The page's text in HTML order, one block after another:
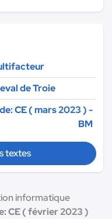
de Troie
CE ( mars 2023 ) -
BM
textes
informatique
CE ( février 2023 )